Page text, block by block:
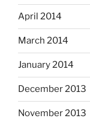
April 2014
March 2014
January 2014
December 2013
November 2013